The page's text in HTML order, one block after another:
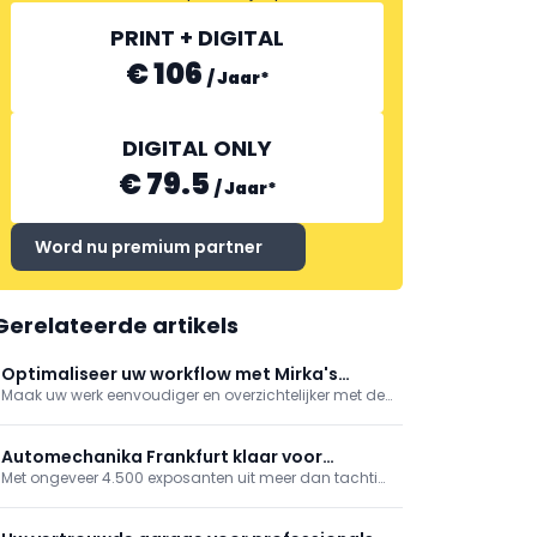
EMM INTERNATIONAL
PRINT + DIGITAL
€ 106 /Jaar*
DIGITAL ONLY
€ 79.5 /Jaar*
Word nu premium partner
artikels
Optimaliseer uw workflow met Mirka's
modulaire gereedschapswagen
Maak uw werk eenvoudiger en overzichtelijker met de
de nieuwe modulaire gereedschapswagen is uw
werkomgeving altijd georganiseerd en netjes.
Automechanika Frankfurt klaar voor
recordeditie
Met ongeveer 4.500 exposanten uit meer dan tachtig